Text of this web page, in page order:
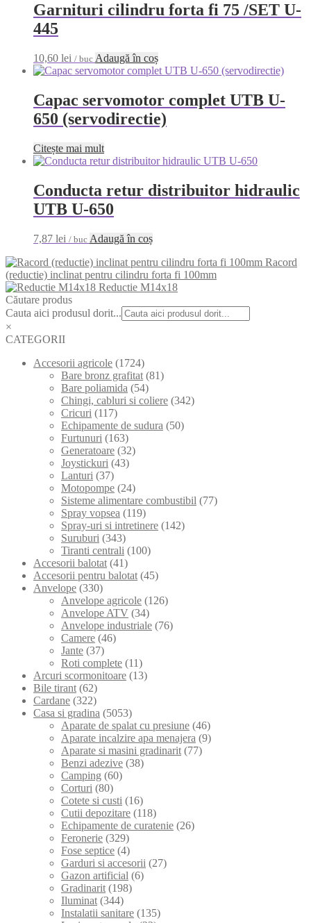
Garnituri cilindru forta fi 75 /SET U-
445
10,60 lei / buc Adaugă în coș
Capac servomotor complet UTB U-
650 (servodirectie)
Citește mai mult
Conducta retur distribuitor hidraulic
UTB U-650
7,87 lei / buc Adaugă în coș
Racord
(reductie) inclinat pentru cilindru forta fi 100mm
Reductie M14x18
Căutare produs
Cauta aici produsul dorit...
×
CATEGORII
Accesorii agricole (1724)
Bare bronz grafitat (81)
Bare poliamida (54)
Chingi, cabluri si coliere (342)
Cricuri (117)
Echipamente de sudura (50)
Furtunuri (163)
Generatoare (32)
Joystickuri (43)
Lanturi (37)
Motopompe (24)
Sisteme alimentare combustibil (77)
Spray vopsea (119)
Spray-uri si intretinere (142)
Suruburi (343)
Tiranti centrali (100)
Accesorii balotat (41)
Accesorii pentru balotat (45)
Anvelope (330)
Anvelope agricole (126)
Anvelope ATV (34)
Anvelope industriale (76)
Camere (46)
Jante (37)
Roti complete (11)
Arcuri scormonitoare (13)
Bile tirant (62)
Cardane (322)
Casa si gradina (5053)
Aparate de spalat cu presiune (46)
Aparate incalzire apa menajera (9)
Aparate si masini gradinarit (77)
Benzi adezive (38)
Camping (60)
Corturi (80)
Cotete si custi (16)
Cutii depozitare (118)
Echipamente de curatenie (26)
Feronerie (329)
Fose septice (4)
Garduri si accesorii (27)
Gazon artificial (6)
Gradinarit (198)
Iluminat (344)
Instalatii sanitare (135)